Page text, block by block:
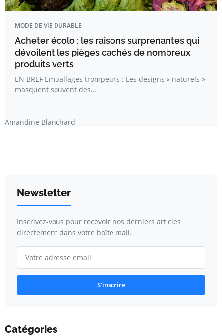
MODE DE VIE DURABLE
Acheter écolo : les raisons surprenantes qui
dévoilent les pièges cachés de nombreux
produits verts
EN BREF Emballages trompeurs : Les designs « naturels »
masquent souvent des…
Amandine Blanchard
Newsletter
Inscrivez-vous pour recevoir nos derniers articles
directement dans votre boîte mail.
S'inscrire
Catégories